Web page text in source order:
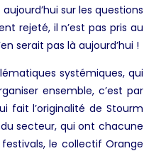
sur les questions
rejeté, il n’est pas pris au
serait pas là aujourd’hui !
systémiques, qui
ensemble, c’est par
fait l’originalité de Stourm
secteur, qui ont chacune
le collectif Orange